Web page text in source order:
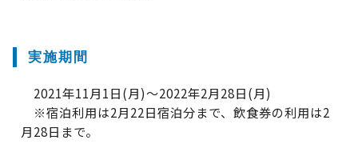
実施期間
2021年11月1日(月)～2022年2月28日(月)
※宿泊利用は2月22日宿泊分まで、飲食券の利用は2
月28日まで。